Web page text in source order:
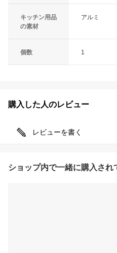
キッチン用品
の素材
アルミ
個数 1
購入した人のレビュー
レビューを書く
ショップ内で一緒に購入され